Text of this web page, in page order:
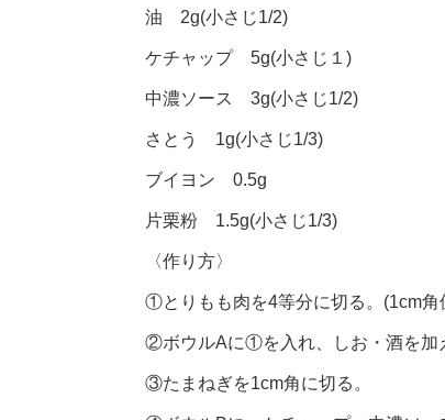
油 2g(小さじ1/2)
ケチャップ 5g(小さじ１)
中濃ソース 3g(小さじ1/2)
さとう 1g(小さじ1/3)
ブイヨン 0.5g
片栗粉 1.5g(小さじ1/3)
〈作り方〉
①とりもも肉を4等分に切る。(1cm角
②ボウルAに①を入れ、しお・酒を加
③たまねぎを1cm角に切る。